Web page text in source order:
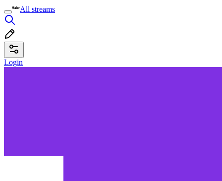
All streams
Login